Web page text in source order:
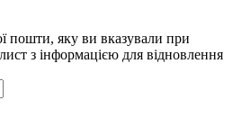
пошти, яку ви вказували при
з інформацією для відновлення